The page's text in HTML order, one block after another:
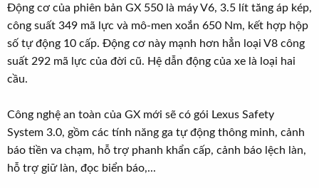
Động cơ của phiên bản GX 550 là máy V6, 3.5 lít tăng áp kép,
công suất 349 mã lực và mô-men xoắn 650 Nm, kết hợp hộp
số tự động 10 cấp. Động cơ này mạnh hơn hẳn loại V8 công
suất 292 mã lực của đời cũ. Hệ dẫn động của xe là loại hai
cầu.
Công nghệ an toàn của GX mới sẽ có gói Lexus Safety
System 3.0, gồm các tính năng ga tự động thông minh, cảnh
báo tiền va chạm, hỗ trợ phanh khẩn cấp, cảnh báo lệch làn,
hỗ trợ giữ làn, đọc biển báo,...